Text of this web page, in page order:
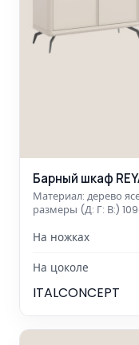
Барный шкаф
Материал: дерево
размеры (Д: Г: В:)
На ножках
На цоколе
ITALCONCEPT